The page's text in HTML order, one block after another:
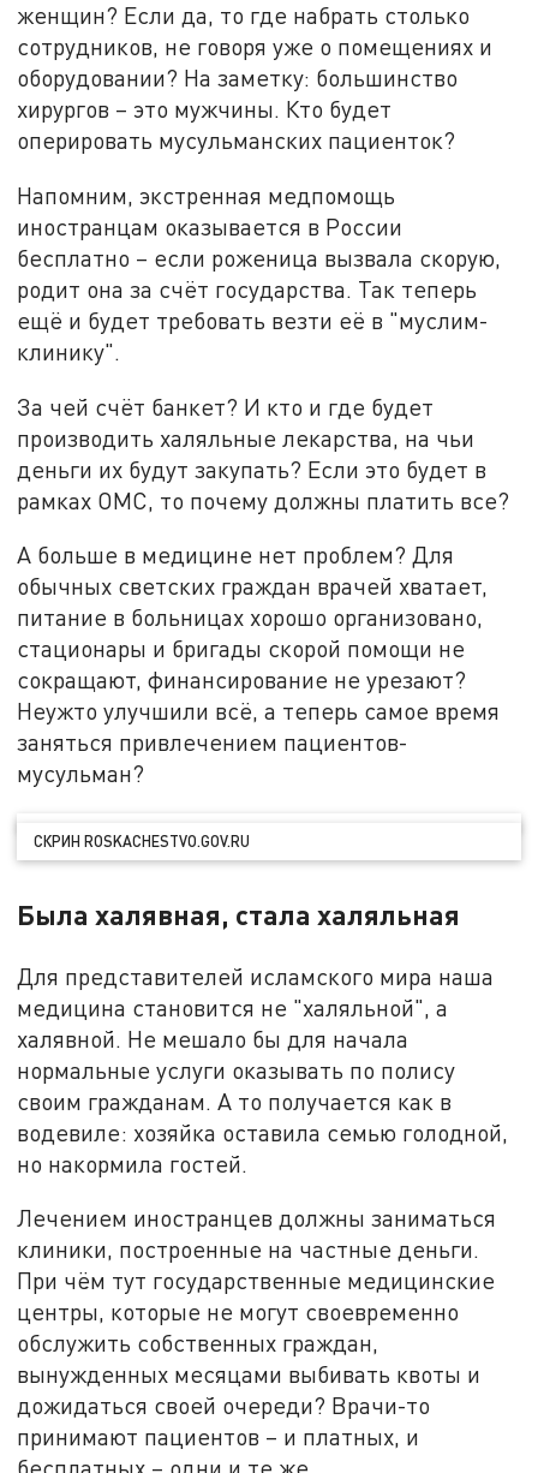
женщин? Если да, то где набрать столько
сотрудников, не говоря уже о помещениях и
оборудовании? На заметку: большинство
хирургов – это мужчины. Кто будет
оперировать мусульманских пациенток?
Напомним, экстренная медпомощь
иностранцам оказывается в России
бесплатно – если роженица вызвала скорую,
родит она за счёт государства. Так теперь
ещё и будет требовать везти её в "муслим-
клинику".
За чей счёт банкет? И кто и где будет
производить халяльные лекарства, на чьи
деньги их будут закупать? Если это будет в
рамках ОМС, то почему должны платить все?
А больше в медицине нет проблем? Для
обычных светских граждан врачей хватает,
питание в больницах хорошо организовано,
стационары и бригады скорой помощи не
сокращают, финансирование не урезают?
Неужто улучшили всё, а теперь самое время
заняться привлечением пациентов-
мусульман?
СКРИН ROSKACHESTVO.GOV.RU
Была халявная, стала халяльная
Для представителей исламского мира наша
медицина становится не "халяльной", а
халявной. Не мешало бы для начала
нормальные услуги оказывать по полису
своим гражданам. А то получается как в
водевиле: хозяйка оставила семью голодной,
но накормила гостей.
Лечением иностранцев должны заниматься
клиники, построенные на частные деньги.
При чём тут государственные медицинские
центры, которые не могут своевременно
обслужить собственных граждан,
вынужденных месяцами выбивать квоты и
дожидаться своей очереди? Врачи-то
принимают пациентов – и платных, и